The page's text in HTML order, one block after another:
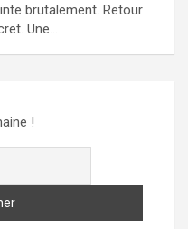
brutalement. Retour
Une…
!